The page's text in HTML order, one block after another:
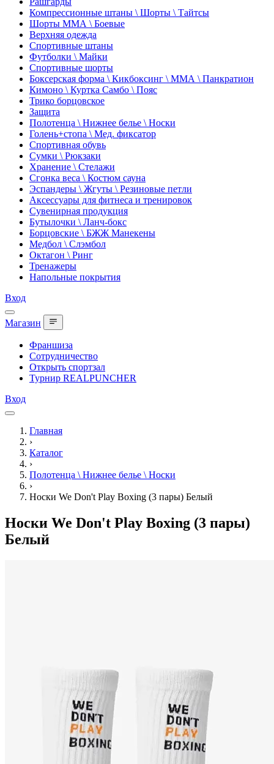
Компрессионные штаны \ Шорты \ Тайтсы
Шорты ММА \ Боевые
Верхняя одежда
Спортивные штаны
Футболки \ Майки
Спортивные шорты
Боксерская форма \ Кикбоксинг \ ММА \ Панкратион
Кимоно \ Куртка Самбо \ Пояс
Трико борцовское
Защита
Полотенца \ Нижнее белье \ Носки
Голень+стопа \ Мед. фиксатор
Спортивная обувь
Сумки \ Рюкзаки
Хранение \ Стелажи
Сгонка веса \ Костюм сауна
Эспандеры \ Жгуты \ Резиновые петли
Аксессуары для фитнеса и тренировок
Сувенирная продукция
Бутылочки \ Ланч-бокс
Борцовские \ БЖЖ Манекены
Медбол \ Слэмбол
Октагон \ Ринг
Тренажеры
Напольные покрытия
Вход
Магазин
Франшиза
Сотрудничество
Открыть спортзал
Турнир REALPUNCHER
Вход
Главная
›
Каталог
›
Полотенца \ Нижнее белье \ Носки
›
Носки We Don't Play Boxing (3 пары) Белый
Носки We Don't Play Boxing (3 пары)
Белый